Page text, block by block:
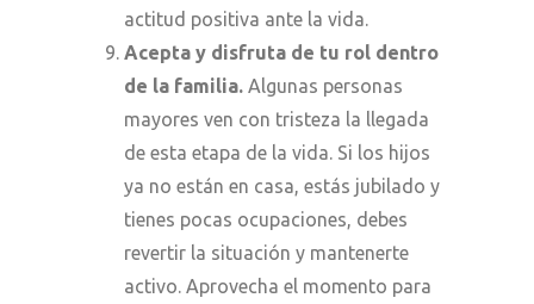
actitud positiva ante la vida.
Acepta y disfruta de tu rol dentro
de la familia. Algunas personas
mayores ven con tristeza la llegada
de esta etapa de la vida. Si los hijos
ya no están en casa, estás jubilado y
tienes pocas ocupaciones, debes
revertir la situación y mantenerte
activo. Aprovecha el momento para